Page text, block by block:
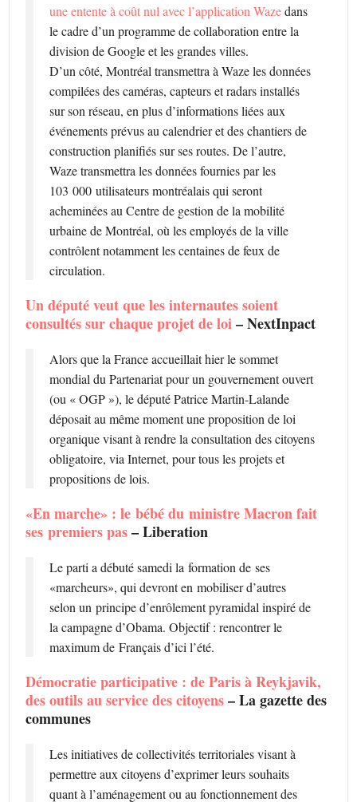
une entente à coût nul avec l’application Wazedans
le cadre d’un programme de collaboration entre la
division de Google et les grandes villes.
D’un côté, Montréal transmettra à Waze les données
compilées des caméras, capteurs et radars installés
sur son réseau, en plus d’informations liées aux
événements prévus au calendrier et des chantiers de
construction planifiés sur ses routes. De l’autre,
Waze transmettra les données fournies par les
103 000 utilisateurs montréalais qui seront
acheminées au Centre de gestion de la mobilité
urbaine de Montréal, où les employés de la ville
contrôlent notamment les centaines de feux de
circulation.
Un député veut que les internautes soient
consultés sur chaque projet de loi– NextInpact
Alors que la France accueillait hier le sommet
mondial du Partenariat pour un gouvernement ouvert
(ou « OGP »), le député Patrice Martin-Lalande
déposait au même moment une proposition de loi
organique visant à rendre la consultation des citoyens
obligatoire, via Internet, pour tous les projets et
propositions de lois.
«En marche» : le bébé du ministre Macron fait
ses premiers pas– Liberation
Le parti a débuté samedi la formation de ses
«marcheurs», qui devront en mobiliser d’autres
selon un principe d’enrôlement pyramidal inspiré de
la campagne d’Obama. Objectif : rencontrer le
maximum de Français d’ici l’été.
Démocratie participative : de Paris à Reykjavik,
des outils au service des citoyens– La gazette des
communes
Les initiatives de collectivités territoriales visant à
permettre aux citoyens d’exprimer leurs souhaits
quant à l’aménagement ou au fonctionnement des